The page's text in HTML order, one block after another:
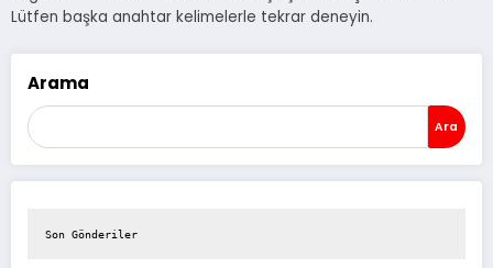
Lütfen başka anahtar kelimelerle tekrar deneyin.
Arama
Ara
Son Gönderiler